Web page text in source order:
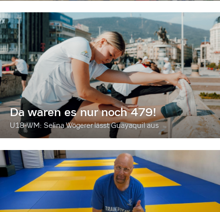
Da waren es nur noch 479!
U18-WM: Selina Wögerer lässt Guayaquil aus